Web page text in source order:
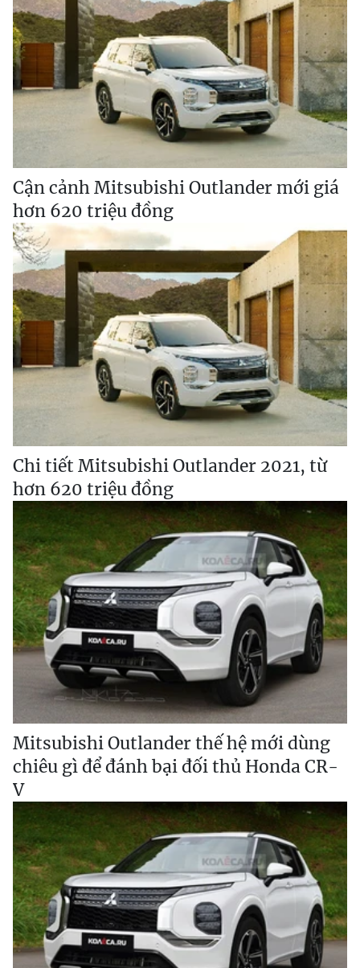
Cận cảnh Mitsubishi Outlander mới giá
hơn 620 triệu đồng
Chi tiết Mitsubishi Outlander 2021, từ
hơn 620 triệu đồng
Mitsubishi Outlander thế hệ mới dùng
chiêu gì để đánh bại đối thủ Honda CR-
V